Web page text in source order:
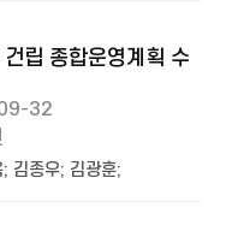
립 종합운영계획 수
32
; 김종우; 김광훈;